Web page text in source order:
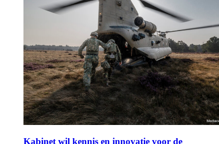
Kabinet wil kennis en innovatie voor de